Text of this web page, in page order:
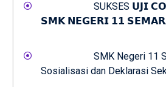
SUKSES 𝗨𝗝𝗜
𝗦𝗠𝗞 𝗡𝗘𝗚𝗘𝗥𝗜 𝟭𝟭
SMK Negeri 11
Sosialisasi dan Deklarasi